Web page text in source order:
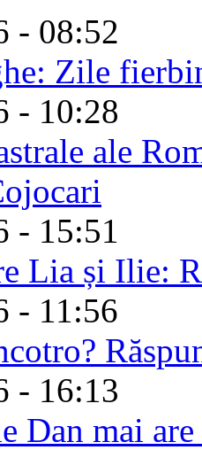
- 08:52
Zile
- 10:28
ale
- 15:51
Lia și Ilie:
- 11:56
- 16:13
Dan mai